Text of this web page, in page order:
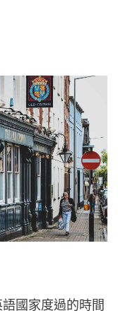
國家度過的時間